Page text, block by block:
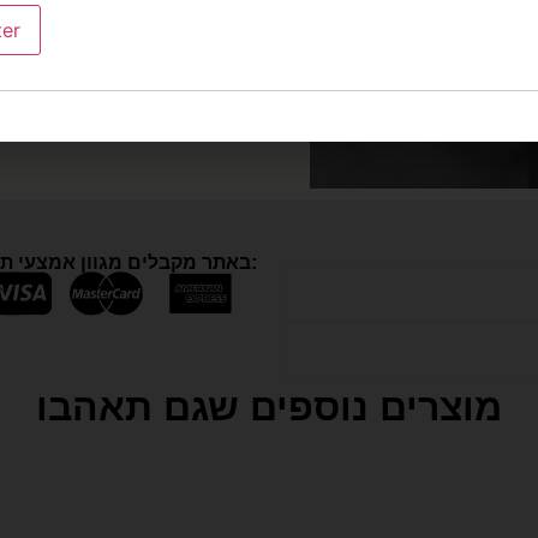
באתר מקבלים מגוון אמצעי תשלום:
מוצרים נוספים שגם תאהבו